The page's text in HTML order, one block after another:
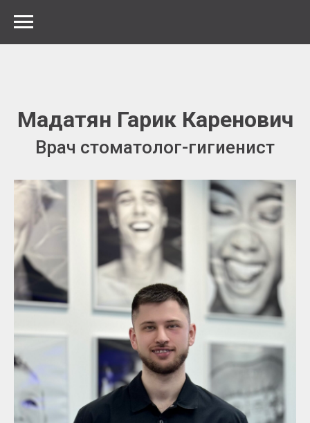
Мадатян Гарик Каренович
Врач стоматолог-гигиенист